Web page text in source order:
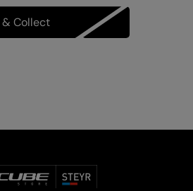
Collect